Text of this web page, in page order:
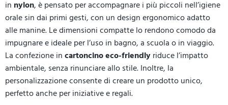
in nylon, è pensato per accompagnare i più piccoli nell’igiene
orale sin dai primi gesti, con un design ergonomico adatto
alle manine. Le dimensioni compatte lo rendono comodo da
impugnare e ideale per l’uso in bagno, a scuola o in viaggio.
La confezione incartoncino eco-friendlyriduce l’impatto
ambientale, senza rinunciare allo stile. Inoltre, la
personalizzazione consente di creare un prodotto unico,
perfetto anche per iniziative e regali.